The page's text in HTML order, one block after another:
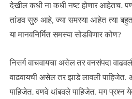
देखील कधी ना कधी नष्ट होणार आहेतच. पण
तांडव सुरु आहे, ज्या समस्या आहेत त्या
या मानवनिर्मित समस्या सोडविणार कोण?
निसर्ग वाचवायचा असेल तर वनसंपदा
वाढवायची असेल तर झाडे लावली
पाहिजेत. वणवे थांबवले पाहिजेत. मग प्रश्न